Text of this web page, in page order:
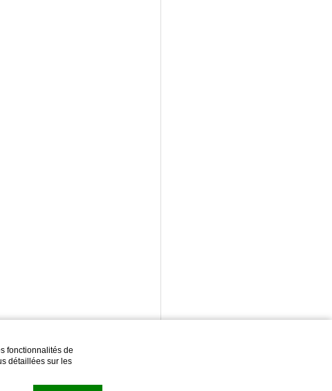
fonctionnalités de
détaillées sur les